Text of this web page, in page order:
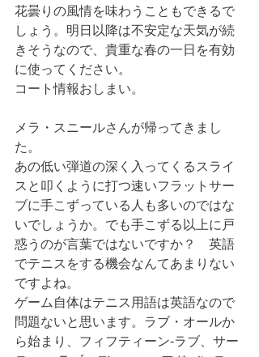
花曇りの風情を味わうこともできるで
しょう。明日以降は不安定な天気が続
きそうなので、貴重な春の一日を有効
に使ってください。
コート情報おしまい。
メラ・スニールさんが帰ってきまし
た。
あの低い弾道の深く入ってくるスライ
スと叩くように打つ速いフラットサー
ブに手こずっている人も多いのではな
いでしょうか。でも手こずる以上に戸
惑うのが言葉ではないですか？　英語
でテニスをする機会なんてあまりない
ですよね。
ゲーム自体はテニス用語は英語なので
問題ないと思います。ラブ・オールか
ら始まり、フィフティーン‐ラブ、サー